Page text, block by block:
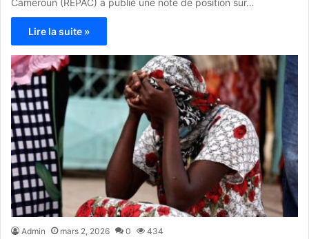
Cameroun (REPAC) a publié une note de position sur…
Lire la suite »
Admin mars 2, 2026 0 434